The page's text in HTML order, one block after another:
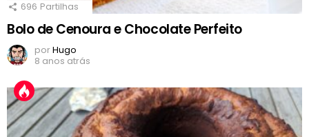
696 Partilhas
Bolo de Cenoura e Chocolate Perfeito
porHugo
8 anos atrás